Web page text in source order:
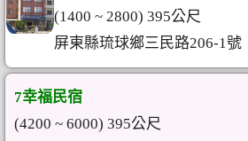
(1400 ~ 2800) 395公尺
屏東縣琉球鄉三民路206-1號
7幸福民宿
(4200 ~ 6000) 395公尺